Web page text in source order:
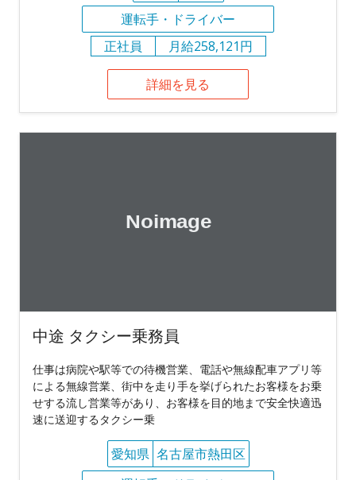
運転手・ドライバー
正社員
月給258,121円
詳細を見る
中途 タクシー乗務員
仕事は病院や駅等での待機営業、電話や無線配車アプリ等
による無線営業、街中を走り手を挙げられたお客様をお乗
せする流し営業等があり、お客様を目的地まで安全快適迅
速に送迎するタクシー乗
愛知県 名古屋市熱田区